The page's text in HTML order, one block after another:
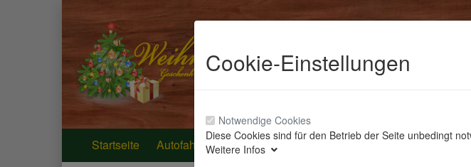
Startseite Autofahrer-Schutzengel Beleuchtungen Bilderbücher
Cookie-Einstellungen
Notwendige Cookies
Diese Cookies sind für den Betrieb der Seite unbedingt
Weitere Infos